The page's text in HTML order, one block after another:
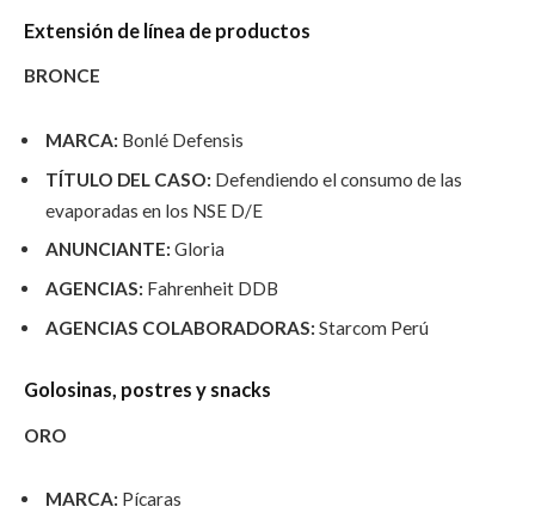
Extensión de línea de productos
BRONCE
MARCA: Bonlé Defensis
TÍTULO DEL CASO: Defendiendo el consumo de las
evaporadas en los NSE D/E
ANUNCIANTE: Gloria
AGENCIAS: Fahrenheit DDB
AGENCIAS COLABORADORAS: Starcom Perú
Golosinas, postres y snacks
ORO
MARCA: Pícaras